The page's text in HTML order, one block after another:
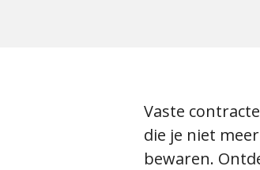
Vaste
die je niet
bewaren.